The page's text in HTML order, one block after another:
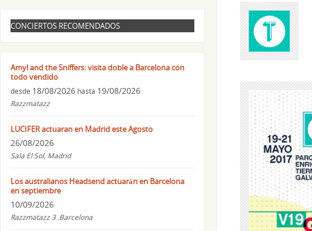
CONCIERTOS RECOMENDADOS
Amyl and the Sniffers: visita doble a Barcelona con
todo vendido
desde 18/08/2026 hasta 19/08/2026
Razzmatazz
LUCIFER actuaran en Madrid este Agosto
26/08/2026
Sala El Sol, Madrid
Los australianos Headsend actuarán en Barcelona
en septiembre
10/09/2026
Razzmatazz 3 .Barcelona